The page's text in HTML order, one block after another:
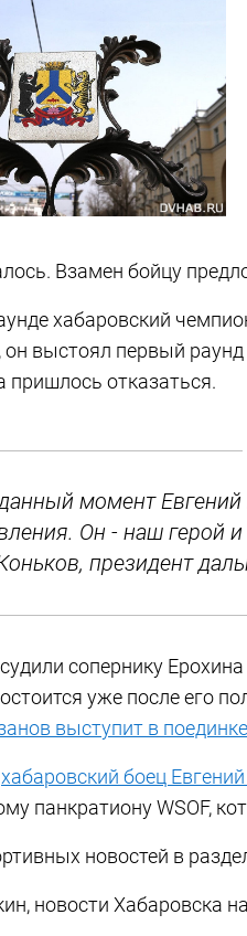
Взамен бойцу
хабаровский
он выстоял первый
пришлось отказаться.
момент Евгений
Он - наш герой
президент
сопернику
уже после его
выступит в
хабаровский боец
панкратиону WSOF,
новостей в
новости Хабаровска